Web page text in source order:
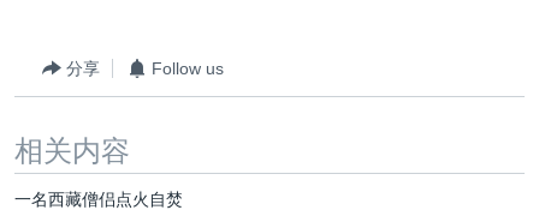
分享 Follow us
相关内容
一名西藏僧侣点火自焚